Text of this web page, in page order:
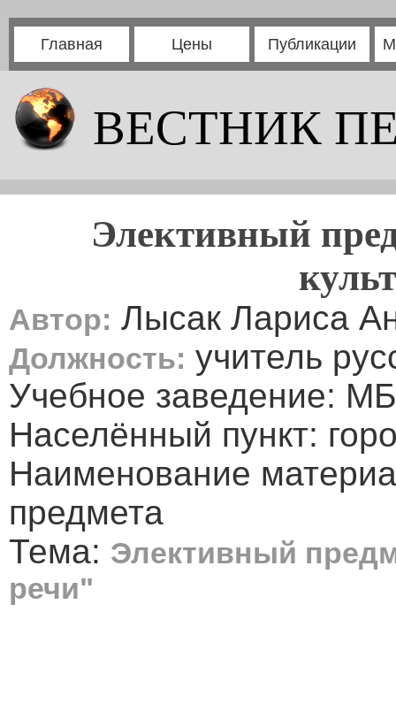
Главная Цены Публикации
ВЕСТНИК
Элективный
Автор: Лысак Лариса
Должность: учитель
Учебное заведение:
Населённый пункт:
Наименование
предмета
Тема: Элективный
речи"